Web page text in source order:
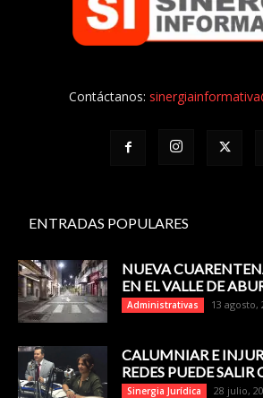
Contáctanos:
ENTRADAS POPULARES
NUEVA
EN EL VALLE DE
Administrativas 13 agosto,
CALUMNIAR E
REDES PUEDE SALIR
Sinergia Jurídica 28 julio,